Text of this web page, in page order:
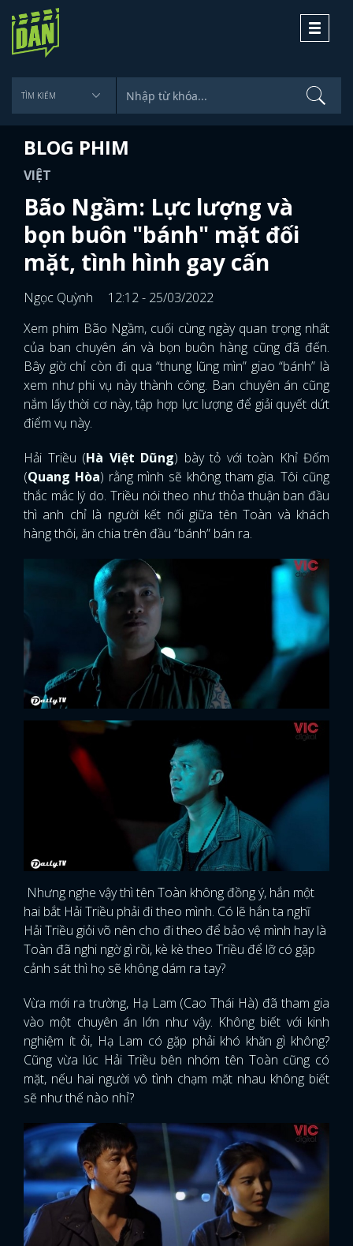
Toggle
BLOG PHIM
VIỆT
Bão Ngầm: Lực lượng và
bọn buôn "bánh" mặt đối
mặt, tình hình gay cấn
Ngọc Quỳnh
12:12 - 25/03/2022
Xem phim Bão Ngầm, cuối cùng ngày quan trọng nhất
của ban chuyên án và bọn buôn hàng cũng đã đến.
Bây giờ chỉ còn đi qua “thung lũng mìn” giao “bánh” là
xem như phi vụ này thành công. Ban chuyên án cũng
nắm lấy thời cơ này, tập hợp lực lượng để giải quyết dứt
điểm vụ này.
Hải Triều (Hà Việt Dũng) bày tỏ với toàn Khỉ Đốm
(Quang Hòa) rằng mình sẽ không tham gia. Tôi cũng
thắc mắc lý do. Triều nói theo như thỏa thuận ban đầu
thì anh chỉ là người kết nối giữa tên Toàn và khách
hàng thôi, ăn chia trên đầu “bánh” bán ra.
Nhưng nghe vậy thì tên Toàn không đồng ý, hắn một
hai bắt Hải Triều phải đi theo mình. Có lẽ hắn ta nghĩ
Hải Triều giỏi võ nên cho đi theo để bảo vệ mình hay là
Toàn đã nghi ngờ gì rồi, kè kè theo Triều để lỡ có gặp
cảnh sát thì họ sẽ không dám ra tay?
Vừa mới ra trường, Hạ Lam (Cao Thái Hà) đã tham gia
vào một chuyên án lớn như vậy. Không biết với kinh
nghiệm ít ỏi, Hạ Lam có gặp phải khó khăn gì không?
Cũng vừa lúc Hải Triều bên nhóm tên Toàn cũng có
mặt, nếu hai người vô tình chạm mặt nhau không biết
sẽ như thế nào nhỉ?